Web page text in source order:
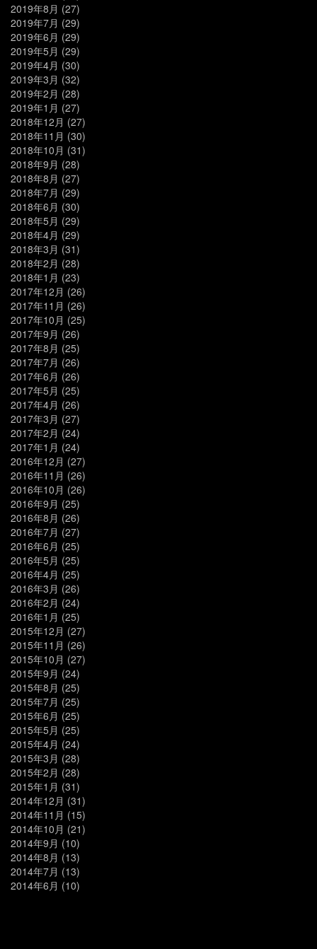
2019年8月 (27)
2019年7月 (29)
2019年6月 (29)
2019年5月 (29)
2019年4月 (30)
2019年3月 (32)
2019年2月 (28)
2019年1月 (27)
2018年12月 (27)
2018年11月 (30)
2018年10月 (31)
2018年9月 (28)
2018年8月 (27)
2018年7月 (29)
2018年6月 (30)
2018年5月 (29)
2018年4月 (29)
2018年3月 (31)
2018年2月 (28)
2018年1月 (23)
2017年12月 (26)
2017年11月 (26)
2017年10月 (25)
2017年9月 (26)
2017年8月 (25)
2017年7月 (26)
2017年6月 (26)
2017年5月 (25)
2017年4月 (26)
2017年3月 (27)
2017年2月 (24)
2017年1月 (24)
2016年12月 (27)
2016年11月 (26)
2016年10月 (26)
2016年9月 (25)
2016年8月 (26)
2016年7月 (27)
2016年6月 (25)
2016年5月 (25)
2016年4月 (25)
2016年3月 (26)
2016年2月 (24)
2016年1月 (25)
2015年12月 (27)
2015年11月 (26)
2015年10月 (27)
2015年9月 (24)
2015年8月 (25)
2015年7月 (25)
2015年6月 (25)
2015年5月 (25)
2015年4月 (24)
2015年3月 (28)
2015年2月 (28)
2015年1月 (31)
2014年12月 (31)
2014年11月 (15)
2014年10月 (21)
2014年9月 (10)
2014年8月 (13)
2014年7月 (13)
2014年6月 (10)